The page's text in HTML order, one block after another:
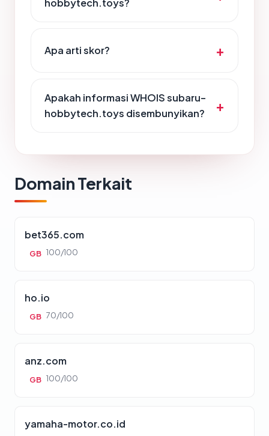
hobbytech.toys?
Apa arti skor?
Apakah informasi WHOIS subaru-
hobbytech.toys disembunyikan?
Domain Terkait
bet365.com
GB 100/100
ho.io
GB 70/100
anz.com
GB 100/100
yamaha-motor.co.id